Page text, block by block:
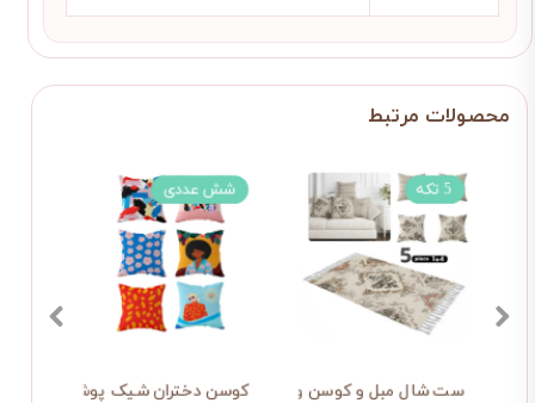
کوسن دختران شیک پوش
شش عددی
ست شال مبل و کوسن وینتیج پتینه
5 تکه